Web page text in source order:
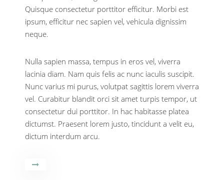
Quisque consectetur porttitor efficitur. Morbi est
ipsum, efficitur nec sapien vel, vehicula dignissim
neque.
Nulla sapien massa, tempus in eros vel, viverra
lacinia diam. Nam quis felis ac nunc iaculis suscipit.
Nunc varius mi purus, volutpat sagittis lorem viverra
vel. Curabitur blandit orci sit amet turpis tempor, ut
consectetur dui porttitor. In hac habitasse platea
dictumst. Praesent lorem justo, tincidunt a velit eu,
dictum interdum arcu.